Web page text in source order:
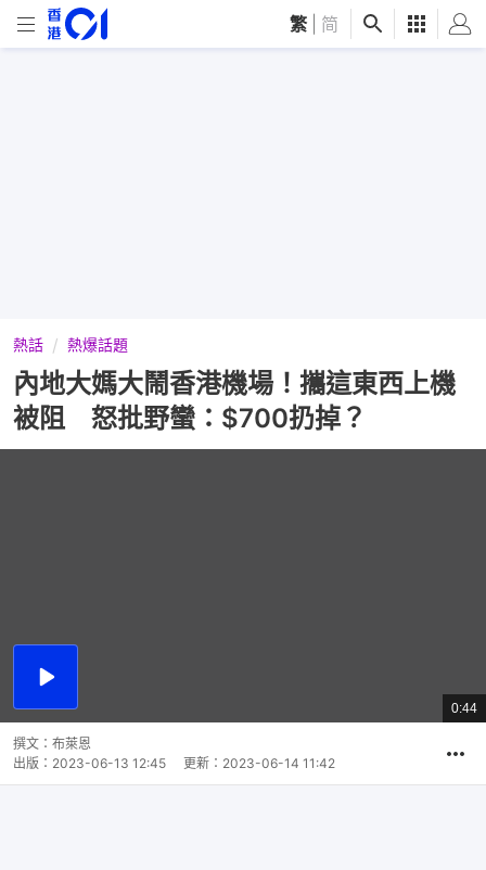
繁 简
熱話 熱爆話題
內地大媽大鬧香港機場！攜這東西上機
被阻 怒批野蠻：$700扔掉？
播
總
共
0:44
撰文： 布萊恩
出版： 2023-06-13 12:45 更新： 2023-06-14 11:42